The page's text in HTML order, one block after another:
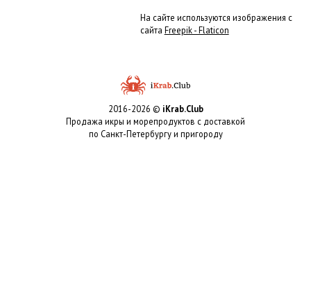
На сайте используются изображения с
сайта Freepik - Flaticon
2016-2026 © iKrab.Club
Продажа икры и морепродуктов с доставкой
по Санкт-Петербургу и пригороду